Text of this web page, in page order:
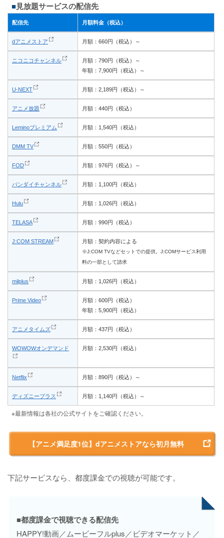
見放題サービスの配信先
配信先 月額料金（税込）
dアニメストア 月額：660円（税込）～
ニコニコチャンネル
月額：790円（税込）～
年額：7,900円（税込）～
U-NEXT 月額：2,189円（税込）～
アニメ放題 月額：440円（税込）
Leminoプレミアム 月額：1,540円（税込）
DMM TV 月額：550円（税込）
FOD 月額：976円（税込）～
バンダイチャンネル 月額：1,100円（税込）
Hulu 月額：1,026円（税込）
TELASA 月額：990円（税込）
J:COM STREAM 月額：契約内容による
※J:COM TVなどセットでの提供。J:COMサービス利用
料の一部として請求
milplus 月額：1,026円（税込）
Prime Video
月額：600円（税込）
年額：5,900円（税込）
アニメタイムズ 月額：437円（税込）
WOWOWオンデマンド 月額：2,530円（税込）
Netflix 月額：890円（税込）～
ディズニープラス 月額：1,140円（税込）～
※最新情報は各社の公式サイトをご確認ください。
【アニメ満足度1位】dアニメストアなら初月無料
下記サービスなら、都度課金での視聴が可能です。
■都度課金で視聴できる配信先
HAPPY!動画／ムービーフルplus／ビデオマーケット／